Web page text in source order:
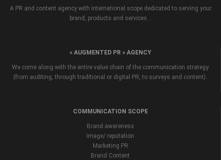
A PR and content agency with international scope dedicated to serving your
brand, products and services...
« AUGMENTED PR » AGENCY
We come along with the entire value chain of the communication strategy
(from auditing, through traditional or digital PR, to surveys and content).
COMMUNICATION SCOPE
Brand awareness
Image/ reputation
Marketing PR
Brand Content